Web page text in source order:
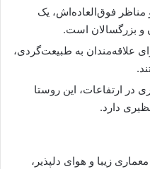
مناظر فوق‌العاده‌اش، یک
و بزرگسالان است.
علاقه‌مندان به طبیعت‌گردی،
در ارتفاعات، این روستا
دارد.
زیبا و هوای دلپذیر،